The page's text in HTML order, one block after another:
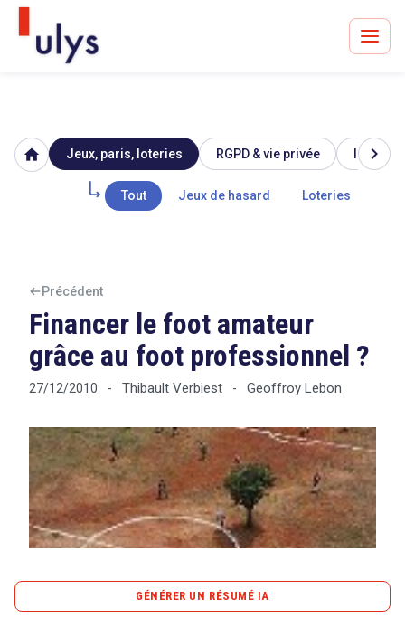
Avocats à Paris & Bruxelles
Leader en droit de l'innovation depuis 30 ans
Tout sur le RGPD
Tout sur le droit de l'innovation
CONTACT
home Jeux, paris, loteries RGPD & vie privée Image
Tout Jeux de hasard Loteries
chevron_right
Précédent
Financer le foot amateur
grâce au foot professionnel ?
27/12/2010 - Thibault Verbiest - Geoffroy Lebon
GÉNÉRER UN RÉSUMÉ IA